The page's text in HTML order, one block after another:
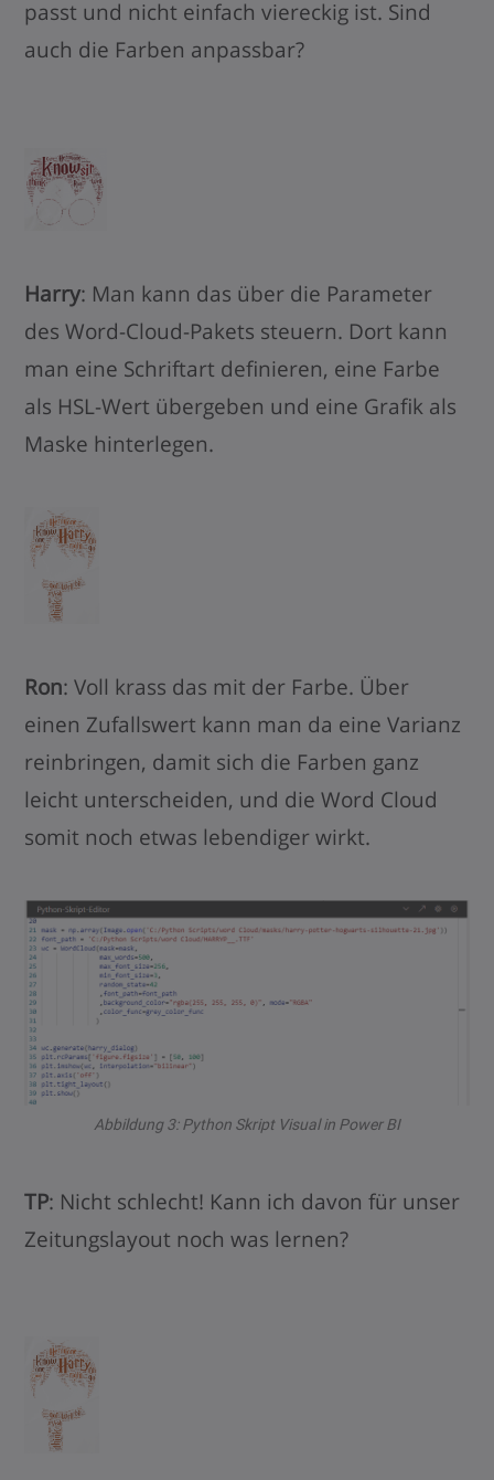
passt und nicht einfach viereckig ist. Sind
auch die Farben anpassbar?
Harry: Man kann das über die Parameter
des Word-Cloud-Pakets steuern. Dort kann
man eine Schriftart definieren, eine Farbe
als HSL-Wert übergeben und eine Grafik als
Maske hinterlegen.
Ron: Voll krass das mit der Farbe. Über
einen Zufallswert kann man da eine Varianz
reinbringen, damit sich die Farben ganz
leicht unterscheiden, und die Word Cloud
somit noch etwas lebendiger wirkt.
Abbildung 3: Python Skript Visual in Power BI
TP: Nicht schlecht! Kann ich davon für unser
Zeitungslayout noch was lernen?